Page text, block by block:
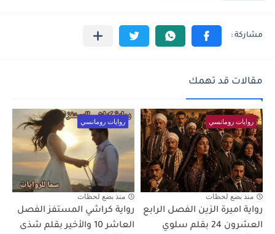
مقالات قد تهمك
روايات رومانسي
منذ بضع لحظات
رواية اميرة الزين الفصل الرابع
العشرون 24 بقلم سلوي
روايات رومانسي
منذ بضع لحظات
رواية كراشي المستفز الفصل
العاشر 10 والأخير بقلم شذى